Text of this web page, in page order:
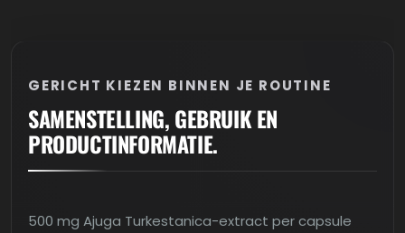
GERICHT KIEZEN BINNEN JE ROUTINE
SAMENSTELLING, GEBRUIK EN
PRODUCTINFORMATIE.
500 mg Ajuga Turkestanica-extract per capsule